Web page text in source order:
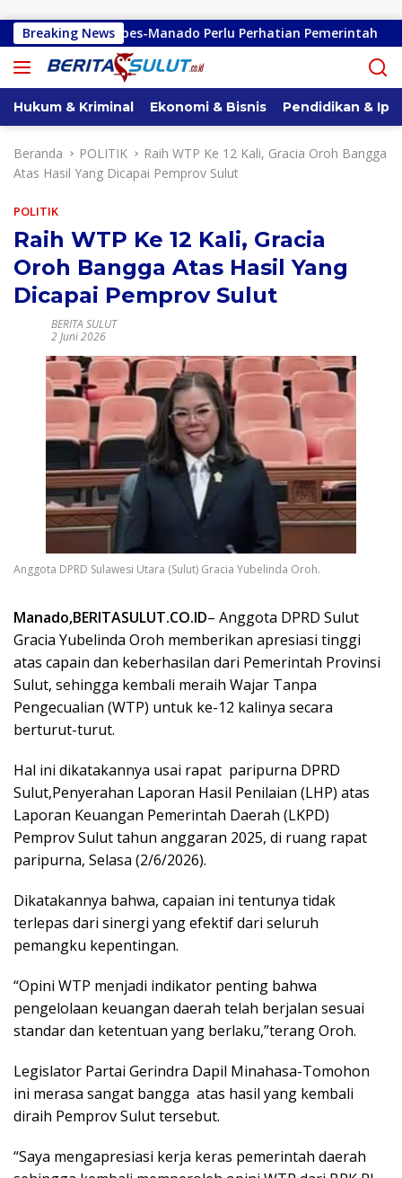
Breaking News
Kembes-Manado Perlu Perhatian Pemerintah
Hukum & Kriminal Ekonomi & Bisnis Pendidikan &
Beranda POLITIK
Raih WTP Ke 12 Kali, Gracia Oroh Bangga
Atas Hasil Yang Dicapai Pemprov Sulut
POLITIK
Raih WTP Ke 12 Kali, Gracia
Oroh Bangga Atas Hasil Yang
Dicapai Pemprov Sulut
BERITA SULUT
2 Juni 2026
Anggota DPRD Sulawesi Utara (Sulut) Gracia Yubelinda Oroh.
Manado,BERITASULUT.CO.ID– Anggota DPRD Sulut
Gracia Yubelinda Oroh memberikan apresiasi tinggi
atas capain dan keberhasilan dari Pemerintah Provinsi
Sulut, sehingga kembali meraih Wajar Tanpa
Pengecualian (WTP) untuk ke-12 kalinya secara
berturut-turut.
Hal ini dikatakannya usai rapat paripurna DPRD
Sulut,Penyerahan Laporan Hasil Penilaian (LHP) atas
Laporan Keuangan Pemerintah Daerah (LKPD)
Pemprov Sulut tahun anggaran 2025, di ruang rapat
paripurna, Selasa (2/6/2026).
Dikatakannya bahwa, capaian ini tentunya tidak
terlepas dari sinergi yang efektif dari seluruh
pemangku kepentingan.
“Opini WTP menjadi indikator penting bahwa
pengelolaan keuangan daerah telah berjalan sesuai
standar dan ketentuan yang berlaku,”terang Oroh.
Legislator Partai Gerindra Dapil Minahasa-Tomohon
ini merasa sangat bangga atas hasil yang kembali
diraih Pemprov Sulut tersebut.
“Saya mengapresiasi kerja keras pemerintah daerah